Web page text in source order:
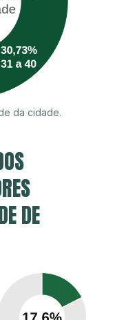
da cidade.
DE